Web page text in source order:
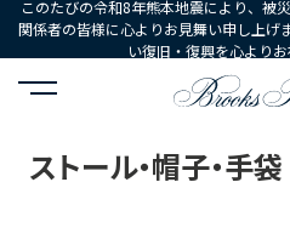
このたびの令和8年熊本地震により、被
関係者の皆様に心よりお見舞い申し上げ
い復旧・復興を心よりお
HOME シューズ・アクセ
ストール・帽子・手袋